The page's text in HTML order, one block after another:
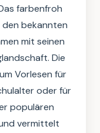
farbenfroh
bekannten
mit seinen
Die
Vorlesen für
oder für
populären
vermittelt